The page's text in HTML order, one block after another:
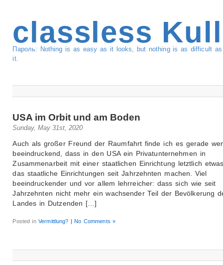
classless
Пароль: Nothing is as easy as it looks, but nothing is as difficult
it.
USA im Orbit und am Boden
Sunday, May 31st, 2020
Auch als großer Freund der Raumfahrt finde ich es gerade
beeindruckend, dass in den USA ein Privatunternehmen in
Zusammenarbeit mit einer staatlichen Einrichtung letztlich
das staatliche Einrichtungen seit Jahrzehnten machen. Viel
beeindruckender und vor allem lehrreicher: dass sich wie seit
Jahrzehnten nicht mehr ein wachsender Teil der Bevölkerung
Landes in Dutzenden […]
Posted inVermittlung? | No Comments »